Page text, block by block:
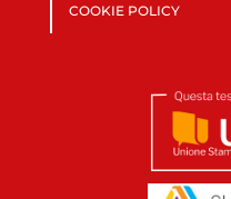
COOKIE POLICY